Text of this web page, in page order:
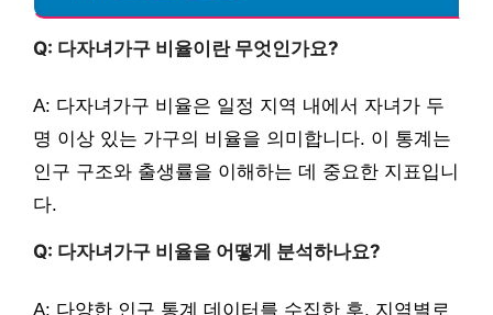
Q: 다자녀가구 비율이란 무엇인가요?
A: 다자녀가구 비율은 일정 지역 내에서 자녀가 두
명 이상 있는 가구의 비율을 의미합니다. 이 통계는
인구 구조와 출생률을 이해하는 데 중요한 지표입니
다.
Q: 다자녀가구 비율을 어떻게 분석하나요?
A: 다양한 인구 통계 데이터를 수집한 후, 지역별로